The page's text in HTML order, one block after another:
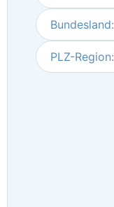
Bundesland:
PLZ-Region: